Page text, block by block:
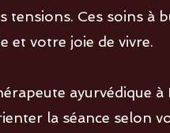
tensions. Ces soins à
et votre joie de vivre.
ayurvédique
la séance selon